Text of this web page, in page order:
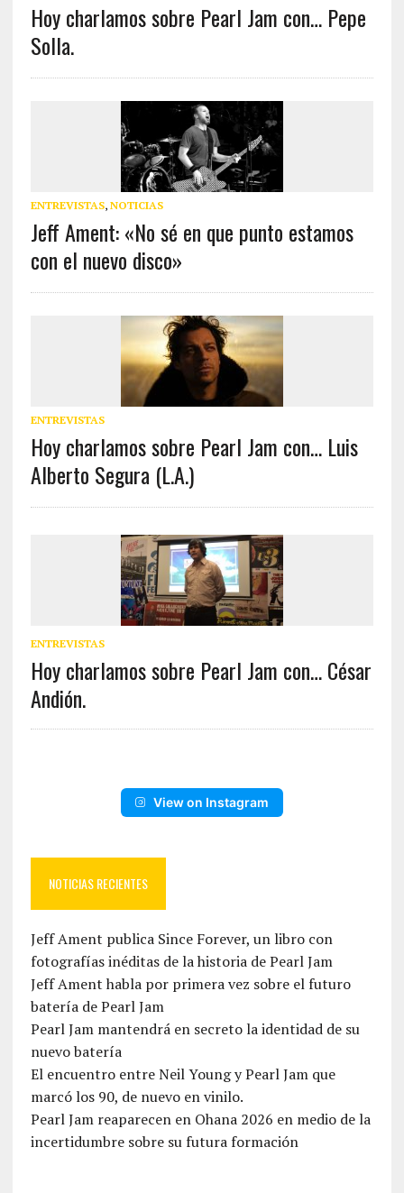
Hoy charlamos sobre Pearl Jam con… Pepe
Solla.
ENTREVISTAS, NOTICIAS
Jeff Ament: «No sé en que punto estamos
con el nuevo disco»
ENTREVISTAS
Hoy charlamos sobre Pearl Jam con… Luis
Alberto Segura (L.A.)
ENTREVISTAS
Hoy charlamos sobre Pearl Jam con… César
Andión.
View on Instagram
NOTICIAS RECIENTES
Jeff Ament publica Since Forever, un libro con
fotografías inéditas de la historia de Pearl Jam
Jeff Ament habla por primera vez sobre el futuro
batería de Pearl Jam
Pearl Jam mantendrá en secreto la identidad de su
nuevo batería
El encuentro entre Neil Young y Pearl Jam que
marcó los 90, de nuevo en vinilo.
Pearl Jam reaparecen en Ohana 2026 en medio de la
incertidumbre sobre su futura formación